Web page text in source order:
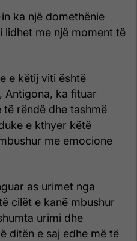
ka një domethënie
lidhet me një moment të
e këtij viti është
Antigona, ka fituar
të rëndë dhe tashmë
e kthyer këtë
me emocione
as urimet nga
cilët e kanë mbushur
urimi dhe
ditën e saj edhe më të